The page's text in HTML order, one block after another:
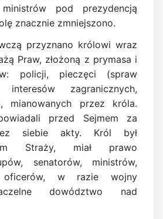
pod prezydencją
znacznie zmniejszono.
przyznano królowi wraz
Praw, złożoną z prymasa i
policji, pieczęci (spraw
interesów zagranicznych,
mianowanych przez króla.
przed Sejmem za
siebie akty. Król był
Straży, miał prawo
senatorów, ministrów,
w razie wojny
dowództwo nad